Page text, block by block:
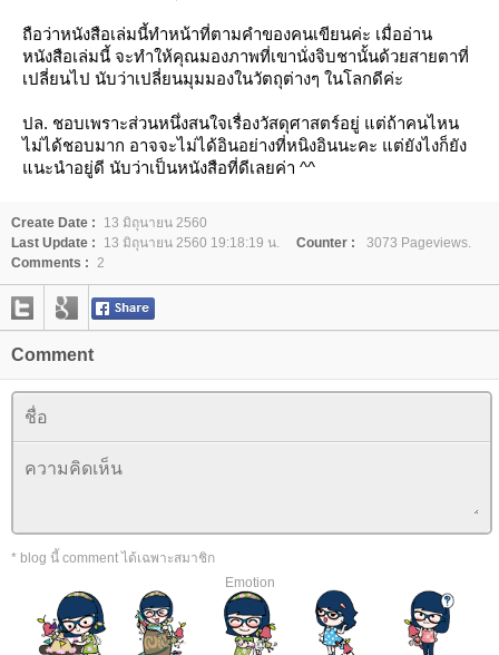
ถือว่าหนังสือเล่มนี้ทำหน้าที่ตามคำของคนเขียนค่ะ เมื่ออ่าน
หนังสือเล่มนี้ จะทำให้คุณมองภาพที่เขานั่งจิบชานั้นด้วยสายตาที่
เปลี่ยนไป นับว่าเปลี่ยนมุมมองในวัตถุต่างๆ ในโลกดีค่ะ
ปล. ชอบเพราะส่วนหนึ่งสนใจเรื่องวัสดุศาสตร์อยู่ แต่ถ้าคนไหน
ไม่ได้ชอบมาก อาจจะไม่ได้อินอย่างที่หนิงอินนะคะ แต่ยังไงก็ยัง
นะนำอยู่ดี นับว่าเป็นหนังสือที่ดีเลยค่า ^^
Create Date :
13 มิถุนายน 2560
Last Update :
13 มิถุนายน 2560 19:18:19 น. Counter :
3073 Pageviews.
Comments :
2
Comment
* blog นี้ comment ได้เฉพาะสมาชิก
Emotion